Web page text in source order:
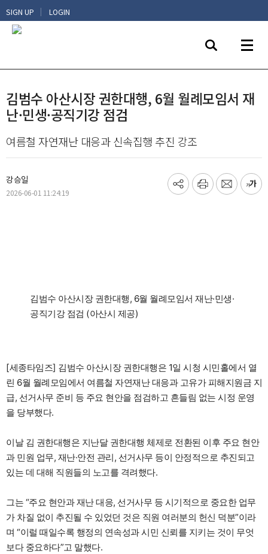
SIGN UP | LOGIN
김범수 아산시장 권한대행, 6월 월례모임서 재
난·민생·공직기강 점검
여름철 자연재난 대응과 신속집행 추진 강조
강승일
2026-06-01 11:24:19
기
프
메
글
김범수 아산시장 권한대행, 6월 월례모임서 재난·민생·
공직기강 점검 (아산시 제공)
[세종타임즈] 김범수 아산시장 권한대행은 1일 시청 시민홀에서 열
린 6월 월례모임에서 여름철 자연재난 대응과 고유가 피해지원금 지
급, 선거사무 준비 등 주요 현안을 점검하고 흔들림 없는 시정 운영
을 당부했다.
이날 김 권한대행은 지난달 권한대행 체제로 전환된 이후 주요 현안
과 민원 업무, 재난·안전 관리, 선거사무 등이 안정적으로 추진되고
있는 데 대해 직원들의 노고를 격려했다.
그는 “주요 현안과 재난 대응, 선거사무 등 시기적으로 중요한 업무
가 차질 없이 추진될 수 있었던 것은 직원 여러분의 헌신 덕분”이라
며 “이럴 때일수록 행정의 연속성과 시민 신뢰를 지키는 것이 무엇
보다 중요하다”고 말했다.